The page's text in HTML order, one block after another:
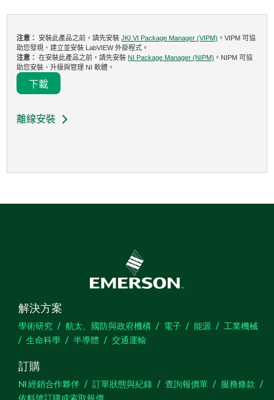
注意：安裝此產品之前，請先安裝JKI VI Package Manager (VIPM) 。VIPM 可協
助您發現、建立並安裝 LabVIEW 外掛程式。
注意：在安裝此產品之前，請先安裝 NI Package Manager (NIPM) 。NIPM 可協
助您安裝、升級與管理 NI 軟體。
下載
離線安裝
解決方案
學術研究 航太、國防與政府機構 電子 能源
工業機械
生命科學
半導體 交通運輸
訂購
NI 經銷合作夥伴 訂單狀態與紀錄 查詢報價單
服務條款
依料號訂購或索取報價